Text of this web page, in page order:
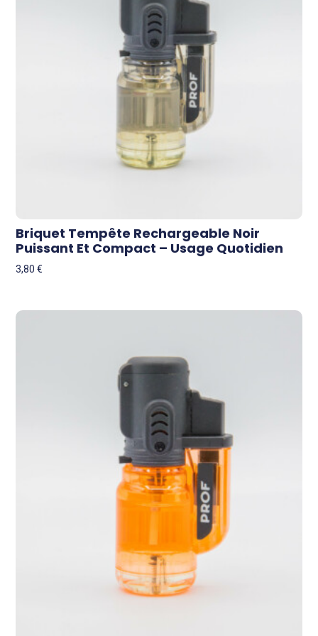
Briquet Tempête Rechargeable Noir
Puissant Et Compact – Usage Quotidien
3,80€